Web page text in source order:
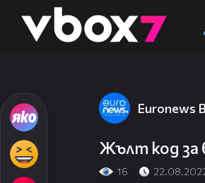
👾
Euronews
Жълт код за
16